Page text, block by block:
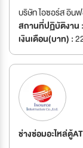
บริษัท ไอซอร์ส อิน
สถานที่ปฏิบัติงาน :
เงินเดือน(บาท) :
ช่างซ่อมอะไหล่ตู้